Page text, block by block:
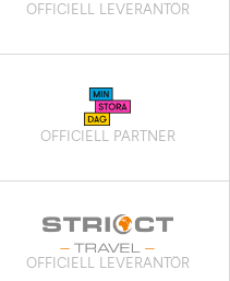
OFFICIELL LEVERANTÖR
OFFICIELL PARTNER
OFFICIELL LEVERANTÖR